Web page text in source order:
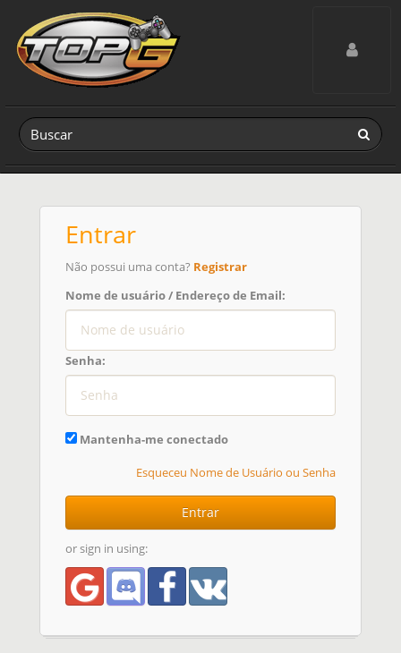
Toggle
Entrar
Não possui uma conta? Registrar
Nome de usuário / Endereço de Email:
Senha:
Mantenha-me conectado
Esqueceu Nome de Usuário ou Senha
Entrar
or sign in using: